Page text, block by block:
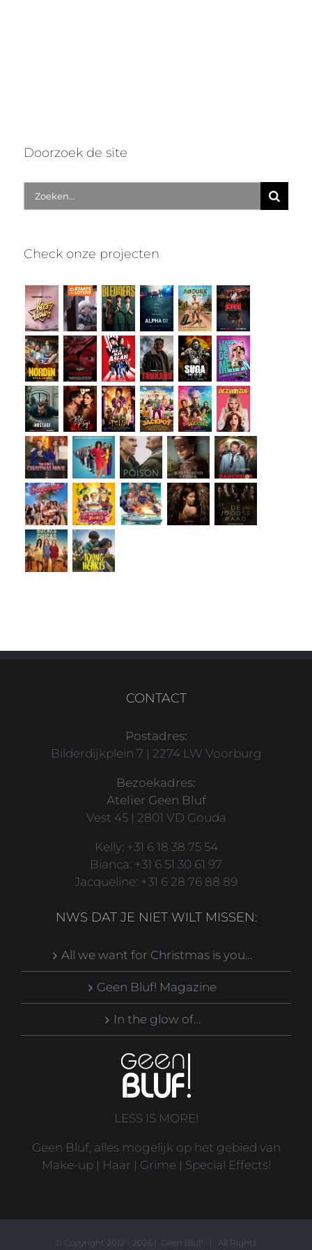
Doorzoek de site
Zoek
naar:
Check onze projecten
CONTACT
Postadres:
Bilderdijkplein 7 | 2274 LW Voorburg
Bezoekadres:
Atelier Geen Bluf
Vest 45 | 2801 VD Gouda
Kelly: +31 6 18 38 75 54
Bianca: +31 6 51 30 61 97
Jacqueline: +31 6 28 76 88 89
NWS DAT JE NIET WILT MISSEN:
All we want for Christmas is you…
Geen Bluf! Magazine
In the glow of…
LESS IS MORE!
Geen Bluf, alles mogelijk op het gebied van
Make-up | Haar | Grime | Special Effects!
© Copyright 2012 - 2026 | Geen Bluf! | All Rights